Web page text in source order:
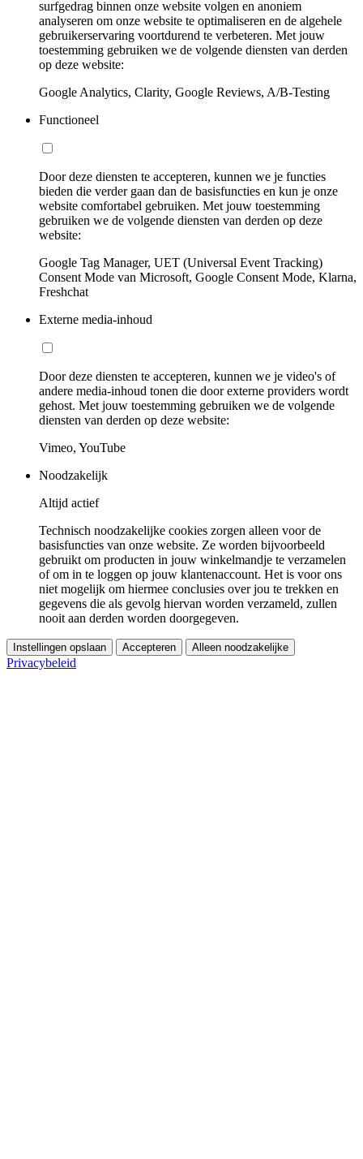
surfgedrag binnen onze website volgen en anoniem
analyseren om onze website te optimaliseren en de algehele
gebruikerservaring voortdurend te verbeteren. Met jouw
toestemming gebruiken we de volgende diensten van derden
op deze website:
Google Analytics, Clarity, Google Reviews, A/B-Testing
Functioneel
Door deze diensten te accepteren, kunnen we je functies
bieden die verder gaan dan de basisfuncties en kun je onze
website comfortabel gebruiken. Met jouw toestemming
gebruiken we de volgende diensten van derden op deze
website:
Google Tag Manager, UET (Universal Event Tracking)
Consent Mode van Microsoft, Google Consent Mode, Klarna,
Freshchat
Externe media-inhoud
Door deze diensten te accepteren, kunnen we je video's of
andere media-inhoud tonen die door externe providers wordt
gehost. Met jouw toestemming gebruiken we de volgende
diensten van derden op deze website:
Vimeo, YouTube
Noodzakelijk
Altijd actief
Technisch noodzakelijke cookies zorgen alleen voor de
basisfuncties van onze website. Ze worden bijvoorbeeld
gebruikt om producten in jouw winkelmandje te verzamelen
of om in te loggen op jouw klantenaccount. Het is voor ons
niet mogelijk om hiermee conclusies over jou te trekken en
gegevens die als gevolg hiervan worden verzameld, zullen
nooit aan derden worden doorgegeven.
Instellingen opslaan Accepteren Alleen noodzakelijke
Privacybeleid